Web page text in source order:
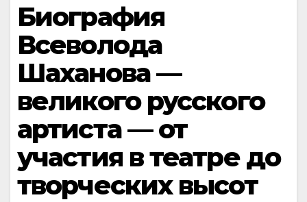
Биография
Всеволода
Шаханова —
великого русского
артиста — от
участия в театре до
творческих высот